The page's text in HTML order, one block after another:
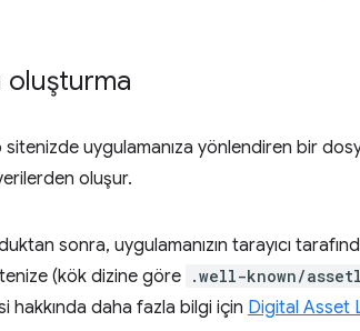
oluşturma
uygulamanıza yönlendiren bir
oluşur.
sonra, uygulamanızın tarayıcı
(kök dizine göre .well-known/
hakkında daha fazla bilgi için Digital Asset